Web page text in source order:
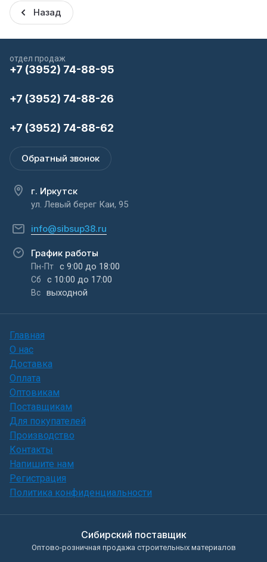
Назад
отдел продаж
+7 (3952) 74-88-95
+7 (3952) 74-88-26
+7 (3952) 74-88-62
Обратный звонок
г. Иркутск
ул. Левый берег Каи, 95
info@sibsup38.ru
График работы
Пн-Пт с 9:00 до 18:00
Сб с 10:00 до 17:00
Вс выходной
Главная
О нас
Доставка
Оплата
Оптовикам
Поставщикам
Для покупателей
Производство
Контакты
Напишите нам
Регистрация
Политика конфиденциальности
Сибирский поставщик
Оптово-розничная продажа строительных материалов